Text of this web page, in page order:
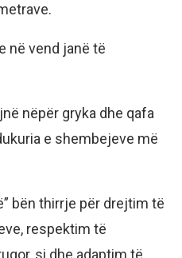
në vend janë të
nëpër gryka dhe qafa
e shembejeve më
bën thirrje për drejtim të
respektim të
si dhe adaptim të